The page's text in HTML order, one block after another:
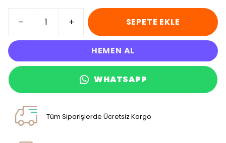
SEPETE EKLE
HEMEN AL
WHATSAPP
Tüm Siparişlerde Ücretsiz Kargo